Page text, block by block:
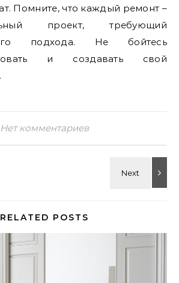
Помните, что каждый ремонт –
проект, требующий
подхода. Не бойтесь
и создавать свой
Нет комментариев
RELATED POSTS